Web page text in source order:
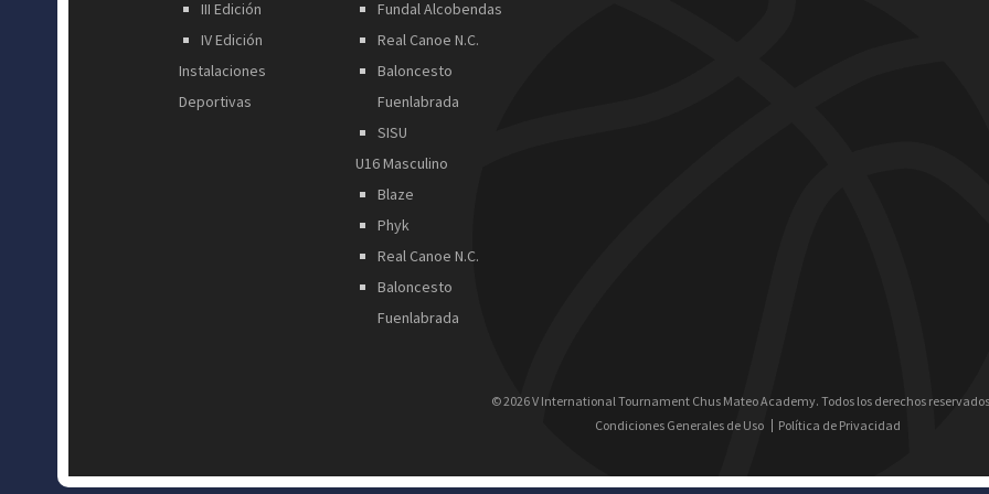
III Edición
IV Edición
Instalaciones
Deportivas
Fundal Alcobendas
Real Canoe N.C.
Baloncesto
Fuenlabrada
SISU
U16 Masculino
Blaze
Phyk
Real Canoe N.C.
Baloncesto
Fuenlabrada
© 2026 V International Tournament Chus Mateo Academy. Todos los derechos
Condiciones Generales de Uso
Política de Privacidad